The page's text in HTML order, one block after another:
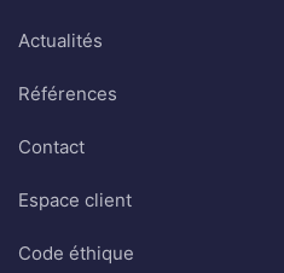
Actualités
Références
Contact
Espace client
Code éthique